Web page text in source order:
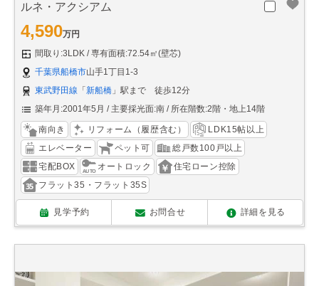
ルネ・アクシアム
4,590万円
間取り:3LDK
専有面積:72.54㎡(壁芯)
千葉県船橋市山手1丁目1-3
東武野田線 「 新船橋 」駅まで 徒歩12分
築年月:2001年5月
主要採光面:南 所在階数:2階・地上14階
南向き リフォーム（履歴含む）
LDK15帖以上
エレベーター
ペット可
総戸数100戸以上
宅配BOX
オートロック
住宅ローン控除
フラット35・フラット35S
見学予約 お問合せ 詳細を見る